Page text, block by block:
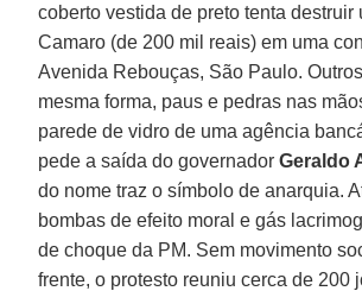
coberto vestida de preto tenta destruir
Camaro (de 200 mil reais) em uma
Avenida Rebouças, São Paulo.
mesma forma, paus e pedras nas
parede de vidro de uma agência
pede a saída do governadorGeraldo
do nome traz o símbolo de anarquia.
bombas de efeito moral e gás
de choque da PM. Sem movimento
frente, o protesto reuniu cerca de 200